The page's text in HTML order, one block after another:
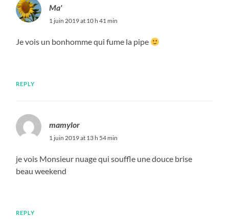
Ma'
1 juin 2019 at 10 h 41 min
Je vois un bonhomme qui fume la pipe
REPLY
mamylor
1 juin 2019 at 13 h 54 min
je vois Monsieur nuage qui souffle une douce brise
beau weekend
REPLY